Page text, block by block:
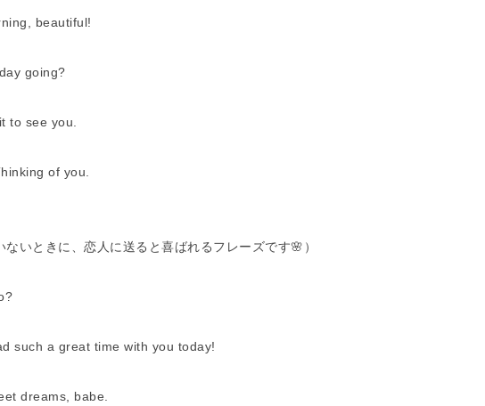
beautiful!
going?
to see you.
of you.
いときに、恋人に送ると喜ばれるフレーズです🌸）
such a great time with you today!
dreams, babe.